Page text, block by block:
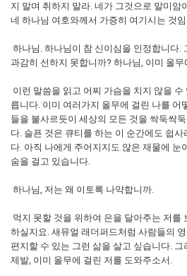
지 말며 취하지 말라. 네가 그것으로 말미암
네 하나님 여호와께서 가증히 여기시는 것
하나님. 하나님이 참 신이심을 인정합니다.
과감히 선하지 못합니까? 하나님, 이미 올
이런 말씀을 읽고 어찌 가슴을 치지 않을
릅니다. 이미 여러가지 올무에 걸린 나를 어
들을 불사르듯이 세상의 모든 것을 싹둑싹
다. 슬픈 것은 큐티를 하는 이 순간에도 쉽
다. 아직 나에게 주어지지도 않은 재물에 눈
숨을 걸고 있습니다.
하나님, 저는 왜 이토록 나약합니까.
먹지 못할 것을 위하여 은을 달아주는 저를
하실지요. 새뮤얼 래더퍼드처럼 사람들의
편지할 수 있는 그런 삶을 살고 싶습니다.
제발, 이미 올무에 걸린 저를 도와주소서.